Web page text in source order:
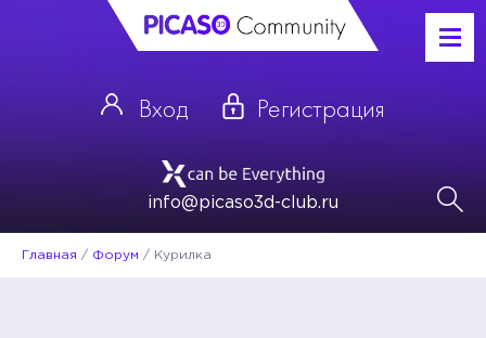
Вход Регистрация
info@picaso3d-club.ru
Главная / Форум / Курилка